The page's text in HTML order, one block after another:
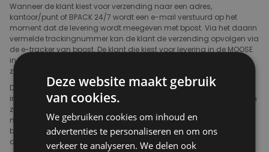
Wanneer de klant kiest voor verzending naar een adres,
kantoor/punt of BPACK 24/7 wordt een e-mail verstuurd op het
moment dat de levering wordt meegeven met bpost. Via het daarin
vermelde trackingnummer kan de klant de verzending opvolgen via
de e-tracker van bpost. De klant die kiest voor levering in de MOOSE
in the City store, postkantoor of postpunt ontvangt een e-mail van
zodra de zending is toegekomen in het gekozen afhaalpunt.
De leveringstermijn gaat pas in na ontvangst van betaling, ook
indien via overschrijving wordt betaald. Er wordt gestreefd naar een
zo kort mogelijke leveringstermijn. De leveringstermijn bedraagt
minimaal 1 dag en maximaal 30 dagen na ontvangst van de
betaling voor levering in België, en minimaal 2 en maximaal 30
dagen in andere landen.
Deze website maakt gebruik
van cookies.
We gebruiken cookies om inhoud en
advertenties te personaliseren en om ons
verkeer te analyseren. We delen ook